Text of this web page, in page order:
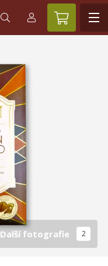
Další fotografie 2